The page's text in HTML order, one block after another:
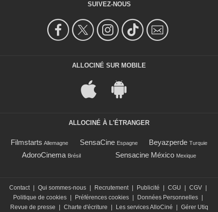
SUIVEZ-NOUS
ALLOCINÉ SUR MOBILE
ALLOCINÉ À L'ÉTRANGER
Filmstarts Allemagne SensaCine Espagne Beyazperde Turquie
AdoroCinema Brésil Sensacine México Mexique
Contact Qui sommes-nous Recrutement Publicité CGU CGV
Politique de cookies
Préférences cookies Données Personnelles
Revue de presse
Charte d'écriture Les services AlloCiné Gérer Utiq